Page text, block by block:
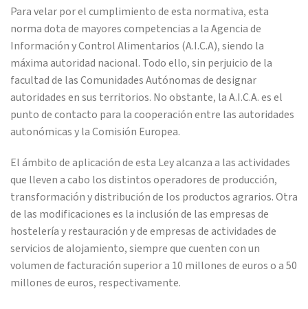
Para velar por el cumplimiento de esta normativa, esta
norma dota de mayores competencias a la Agencia de
Información y Control Alimentarios (A.I.C.A), siendo la
máxima autoridad nacional. Todo ello, sin perjuicio de la
facultad de las Comunidades Autónomas de designar
autoridades en sus territorios. No obstante, la A.I.C.A. es el
punto de contacto para la cooperación entre las autoridades
autonómicas y la Comisión Europea.
El ámbito de aplicación de esta Ley alcanza a las actividades
que lleven a cabo los distintos operadores de producción,
transformación y distribución de los productos agrarios. Otra
de las modificaciones es la inclusión de las empresas de
hostelería y restauración y de empresas de actividades de
servicios de alojamiento, siempre que cuenten con un
volumen de facturación superior a 10 millones de euros o a 50
millones de euros, respectivamente.